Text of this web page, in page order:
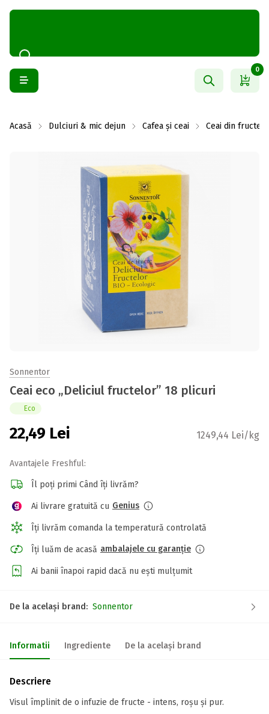
0
Acasă Dulciuri & mic dejun Cafea și ceai Ceai din fructe
Sonnentor
Ceai eco „Deliciul fructelor” 18 plicuri
Eco
22,49 Lei 1249,44 Lei/kg
Avantajele Freshful:
Îl poți primi Când îți livrăm?
Ai livrare gratuită cu Genius
Îți livrăm comanda la temperatură controlată
Îți luăm de acasă ambalajele cu garanție
Ai banii înapoi rapid dacă nu ești mulțumit
De la același brand: Sonnentor
Informatii Ingrediente De la același brand
Descriere
Visul împlinit de o infuzie de fructe - intens, roşu şi pur.